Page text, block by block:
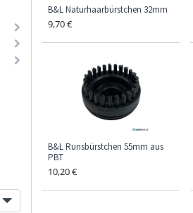
B&L Naturhaarbürstchen 32mm
9,70€
B&L Runsbürstchen 55mm aus
PBT
10,20€